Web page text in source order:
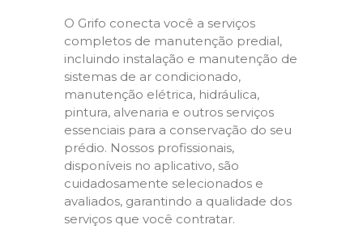
O Grifo conecta você a serviços
completos de manutenção predial,
incluindo instalação e manutenção de
sistemas de ar condicionado,
manutenção elétrica, hidráulica,
pintura, alvenaria e outros serviços
essenciais para a conservação do seu
prédio. Nossos profissionais,
disponíveis no aplicativo, são
cuidadosamente selecionados e
avaliados, garantindo a qualidade dos
serviços que você contratar.